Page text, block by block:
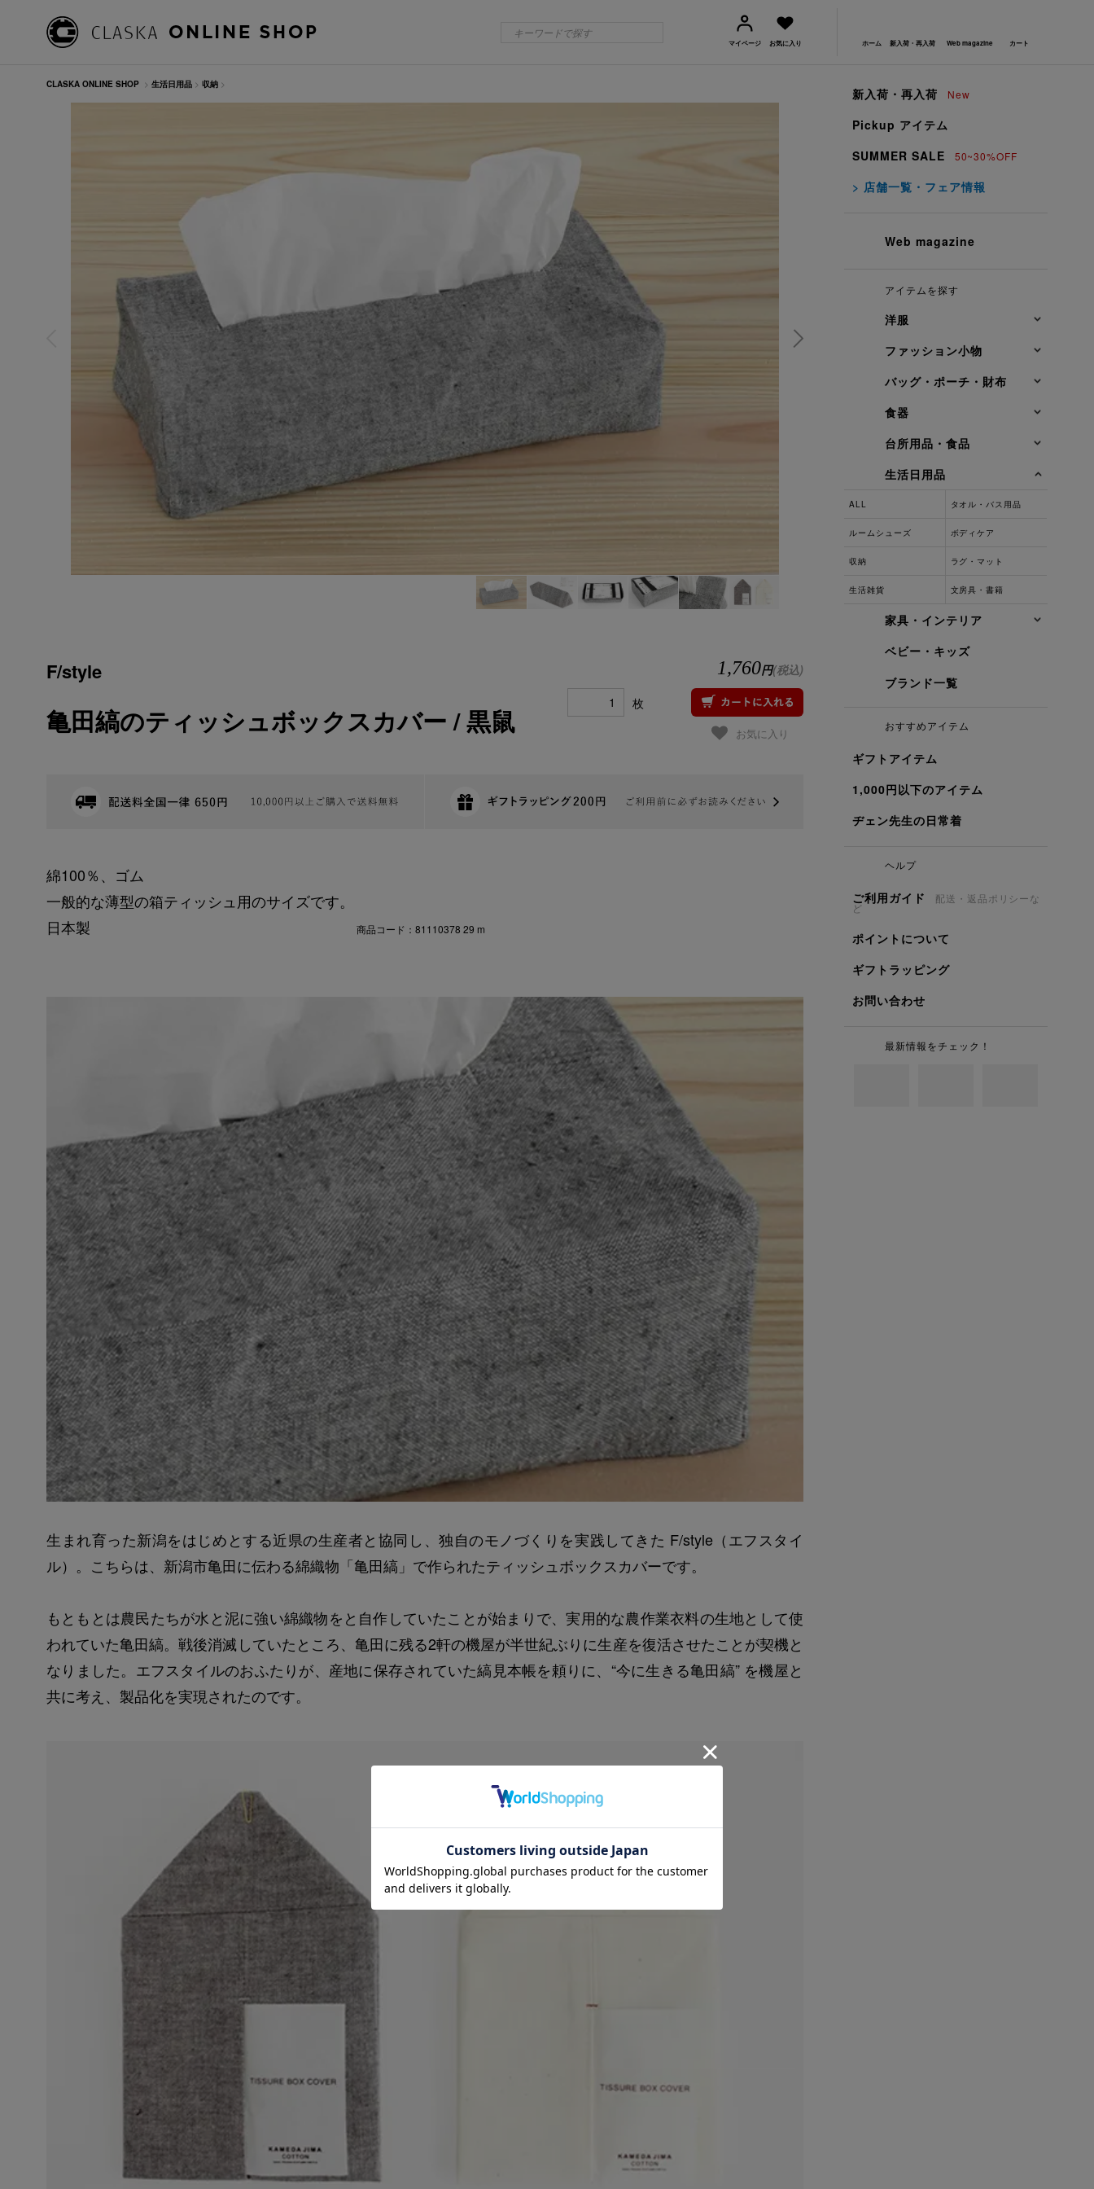
マイページ お気に入り ホーム 新入荷・再入荷 Web magazine カート
新入荷・再入荷 New
Pickup アイテム
SUMMER SALE
50~30%OFF
> 店舗一覧・フェア情報
Web magazine
アイテムを探す
洋服
ファッション小物
バッグ・ポーチ・財布
食器
台所用品・食品
生活日用品
ALL タオル・バス用品
ルームシューズ ボディケア
収納 ラグ・マット
生活雑貨 文房具・書籍
家具・インテリア
ベビー・キッズ
ブランド一覧
おすすめアイテム
ギフトアイテム
1,000円以下のアイテム
ヂェン先生の日常着
ヘルプ
ご利用ガイド 配送・返品ポリシーな
ど
ポイントについて
ギフトラッピング
お問い合わせ
最新情報をチェック！
CLASKA ONLINE SHOP > 生活日用品 > 収納 >
F/style
亀田縞のティッシュボックスカバー / 黒鼠
1,760円(税込)
枚
お気に入り
綿100％、ゴム
一般的な薄型の箱ティッシュ用のサイズです。
日本製
商品コード：81110378 29 m
生まれ育った新潟をはじめとする近県の生産者と協同し、独自のモノづくりを実践してきた F/style（エフスタイ
ル）。こちらは、新潟市亀田に伝わる綿織物「亀田縞」で作られたティッシュボックスカバーです。
もともとは農民たちが水と泥に強い綿織物をと自作していたことが始まりで、実用的な農作業衣料の生地として使
われていた亀田縞。戦後消滅していたところ、亀田に残る2軒の機屋が半世紀ぶりに生産を復活させたことが契機と
なりました。エフスタイルのおふたりが、産地に保存されていた縞見本帳を頼りに、“今に生きる亀田縞” を機屋と
共に考え、製品化を実現されたのです。